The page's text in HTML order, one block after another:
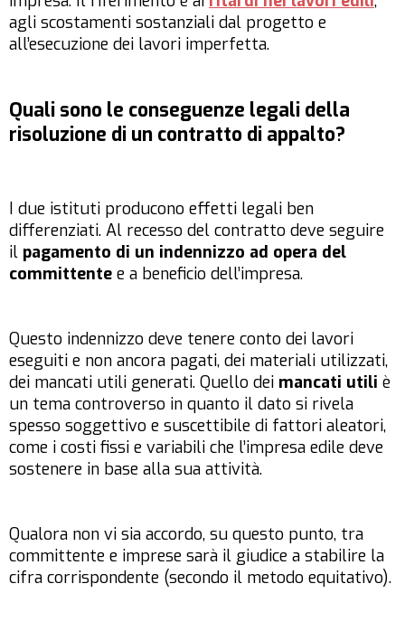
agli scostamenti sostanziali dal progetto e
all’esecuzione dei lavori imperfetta.
Quali sono le conseguenze legali della
risoluzione di un contratto di appalto?
I due istituti producono effetti legali ben
differenziati. Al recesso del contratto deve seguire
il pagamento di un indennizzo ad opera del
committente e a beneficio dell’impresa.
Questo indennizzo deve tenere conto dei lavori
eseguiti e non ancora pagati, dei materiali utilizzati,
dei mancati utili generati. Quello dei mancati utili è
un tema controverso in quanto il dato si rivela
spesso soggettivo e suscettibile di fattori aleatori,
come i costi fissi e variabili che l’impresa edile deve
sostenere in base alla sua attività.
Qualora non vi sia accordo, su questo punto, tra
committente e imprese sarà il giudice a stabilire la
cifra corrispondente (secondo il metodo equitativo).